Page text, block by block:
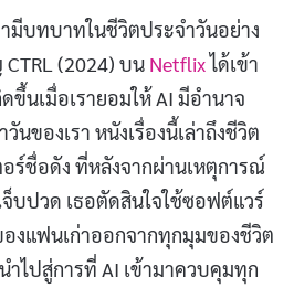
ามีบทบาทในชีวิตประจำวันอย่าง
(2024) บน Netflixได้เข้า
ขึ้นเมื่อเรายอมให้ AI มีอำนาจ
นของเรา หนังเรื่องนี้เล่าถึงชีวิต
อร์ชื่อดัง ที่หลังจากผ่านเหตุการณ์
จ็บปวด เธอตัดสินใจใช้ซอฟต์แวร์
งแฟนเก่าออกจากทุกมุมของชีวิต
ไปสู่การที่ AI เข้ามาควบคุมทุก